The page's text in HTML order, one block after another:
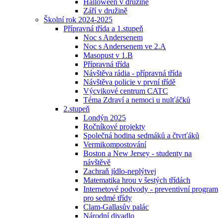
Halloween v družině
Září v družině
Školní rok 2024-2025
Přípravná třída a 1.stupeň
Noc s Andersenem
Noc s Andersenem ve 2.A
Masopust v 1.B
Přípravná třída
Návštěva rádia - přípravná třída
Návštěva policie v první třídě
Výcvikové centrum CATC
Téma Zdraví a nemoci u nulťáčků
2.stupeň
Londýn 2025
Ročníkové projekty
Společná hodina sedmáků a čtvrťáků
Vermikompostování
Boston a New Jersey - studenty na
návštěvě
Zachraň jídlo-neplýtvej
Matematika hrou v šestých třídách
Internetové podvody - preventivní program
pro sedmé třídy
Clam-Gallasův palác
Národní divadlo